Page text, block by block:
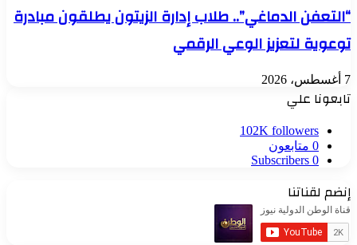
“التعفن الدماغي”.. طلاب إدارة الزيتون يطلقون مبادرة
توعوية لتعزيز الوعي الرقمي
7 أغسطس، 2026
تابعونا علي
102K followers
0 متابعون
0
Subscribers
إنضم لقناتنا